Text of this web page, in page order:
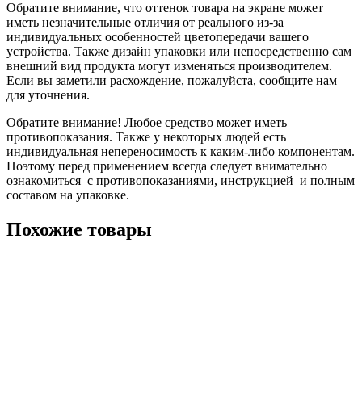
Обратите внимание, что оттенок товара на экране может
иметь незначительные отличия от реального из-за
индивидуальных особенностей цветопередачи вашего
устройства. Также дизайн упаковки или непосредственно сам
внешний вид продукта могут изменяться производителем.
Если вы заметили расхождение, пожалуйста, сообщите нам
для уточнения.
Обратите внимание! Любое средство может иметь
противопоказания. Также у некоторых людей есть
индивидуальная непереносимость к каким-либо компонентам.
Поэтому перед применением всегда следует внимательно
ознакомиться с противопоказаниями, инструкцией и полным
составом на упаковке.
Похожие товары